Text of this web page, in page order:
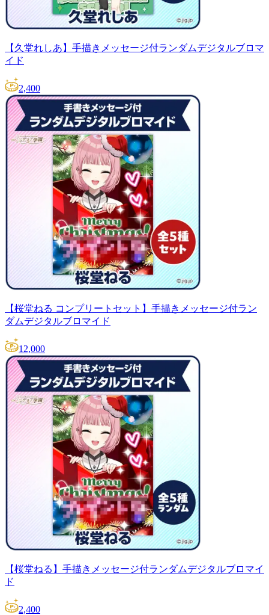
【久堂れしあ】手描きメッセージ付ランダムデジタルブロマ
イド
2,400
【桜堂ねる コンプリートセット】手描きメッセージ付ラン
ダムデジタルブロマイド
12,000
【桜堂ねる】手描きメッセージ付ランダムデジタルブロマイ
ド
2,400